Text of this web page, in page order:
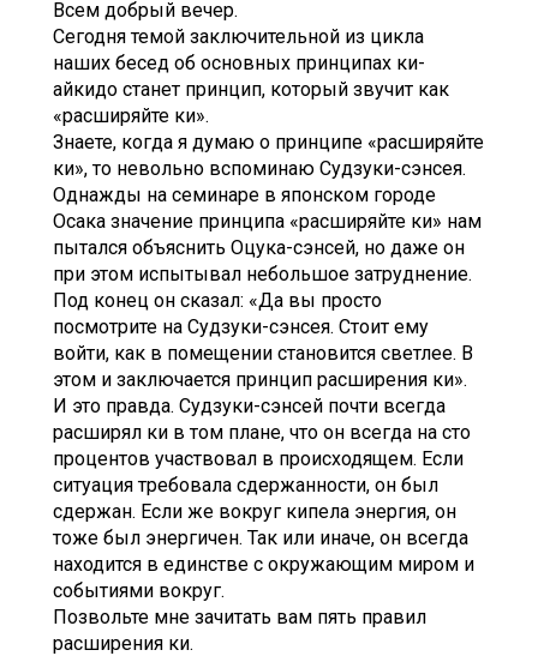
Всем добрый вечер.
Сегодня темой заключительной из цикла
наших бесед об основных принципах ки-
айкидо станет принцип, который звучит как
«расширяйте ки».
Знаете, когда я думаю о принципе «расширяйте
ки», то невольно вспоминаю Судзуки-сэнсея.
Однажды на семинаре в японском городе
Осака значение принципа «расширяйте ки» нам
пытался объяснить Оцука-сэнсей, но даже он
при этом испытывал небольшое затруднение.
Под конец он сказал: «Да вы просто
посмотрите на Судзуки-сэнсея. Стоит ему
войти, как в помещении становится светлее. В
этом и заключается принцип расширения ки».
И это правда. Судзуки-сэнсей почти всегда
расширял ки в том плане, что он всегда на сто
процентов участвовал в происходящем. Если
ситуация требовала сдержанности, он был
сдержан. Если же вокруг кипела энергия, он
тоже был энергичен. Так или иначе, он всегда
находится в единстве с окружающим миром и
событиями вокруг.
Позвольте мне зачитать вам пять правил
расширения ки.